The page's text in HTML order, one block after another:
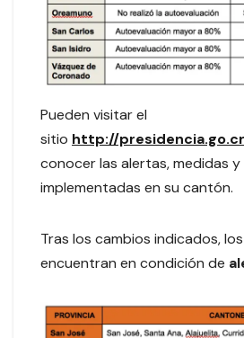
Pueden visitar el
sitio http://
conocer las alertas, medidas
implementadas en su cantón.
Tras los cambios indicados,
encuentran en condición de